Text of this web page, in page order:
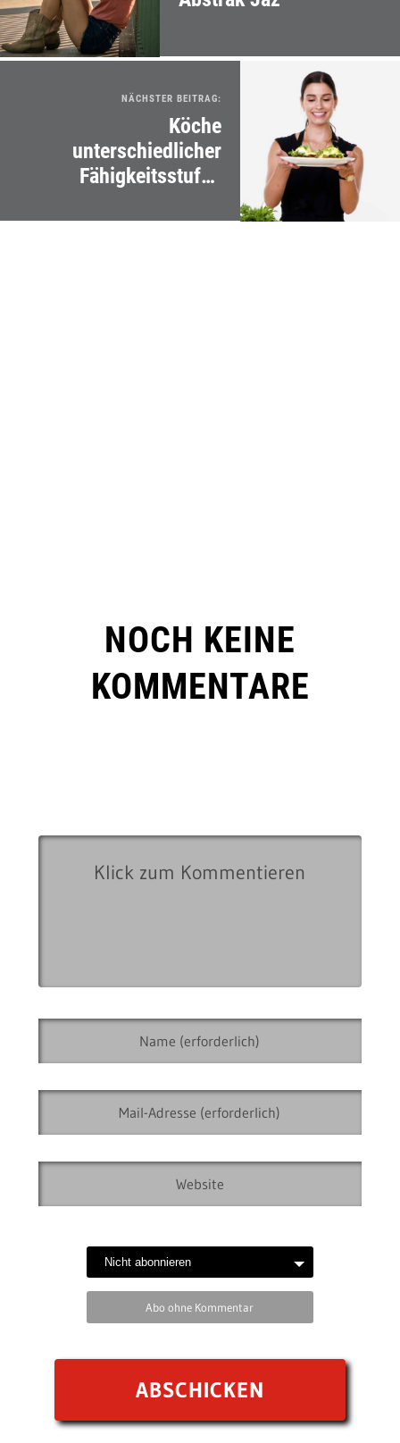
NÄCHSTER BEITRAG:
Köche
unterschiedlicher
Fähigkeitsstufen
NOCH KEINE
KOMMENTARE
Abo ohne Kommentar